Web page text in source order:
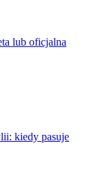
lub oficjalna
kiedy pasuje